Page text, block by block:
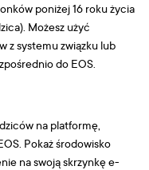
poniżej 16 roku życia
Możesz użyć
z systemu związku lub
do EOS.
na platformę,
Pokaż środowisko
na swoją skrzynkę e-